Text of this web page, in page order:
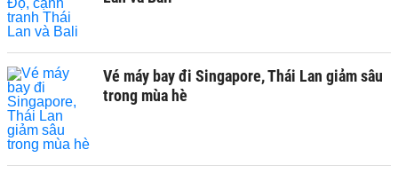
Vé máy bay đi Singapore, Thái Lan giảm sâu
trong mùa hè